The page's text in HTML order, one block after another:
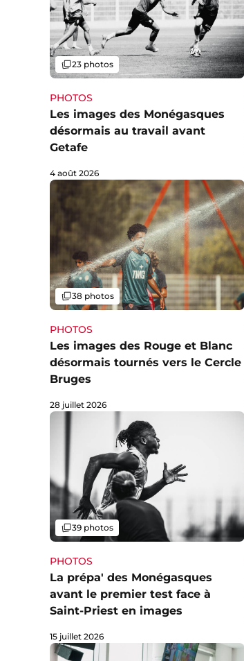
PHOTOS
Les images des Monégasques
désormais au travail avant
Getafe
Galerie
23 photos
4 août 2026
PHOTOS
Les images des Rouge et Blanc
désormais tournés vers le Cercle
Bruges
Galerie
38 photos
28 juillet 2026
PHOTOS
La prépa' des Monégasques
avant le premier test face à
Saint-Priest en images
Galerie
39 photos
15 juillet 2026